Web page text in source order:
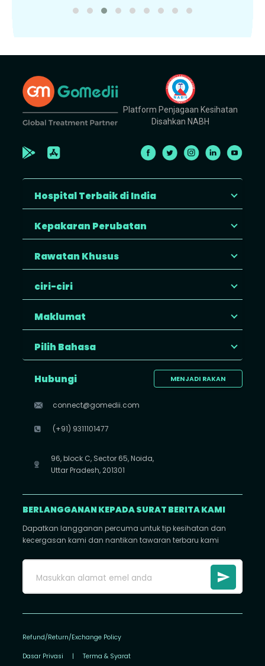
Platform Penjagaan Kesihatan
Disahkan NABH
Hospital Terbaik di India
Kepakaran Perubatan
Rawatan Khusus
ciri-ciri
Maklumat
Pilih Bahasa
MENJADI RAKAN
Hubungi
connect@gomedii.com
(+91) 9311101477
96, block C, Sector 65, Noida,
Uttar Pradesh, 201301
BERLANGGANAN KEPADA SURAT BERITA KAMI
Dapatkan langganan percuma untuk tip kesihatan dan
kecergasan kami dan nantikan tawaran terbaru kami
Refund/Return/Exchange Policy
Dasar Privasi | Terma & Syarat